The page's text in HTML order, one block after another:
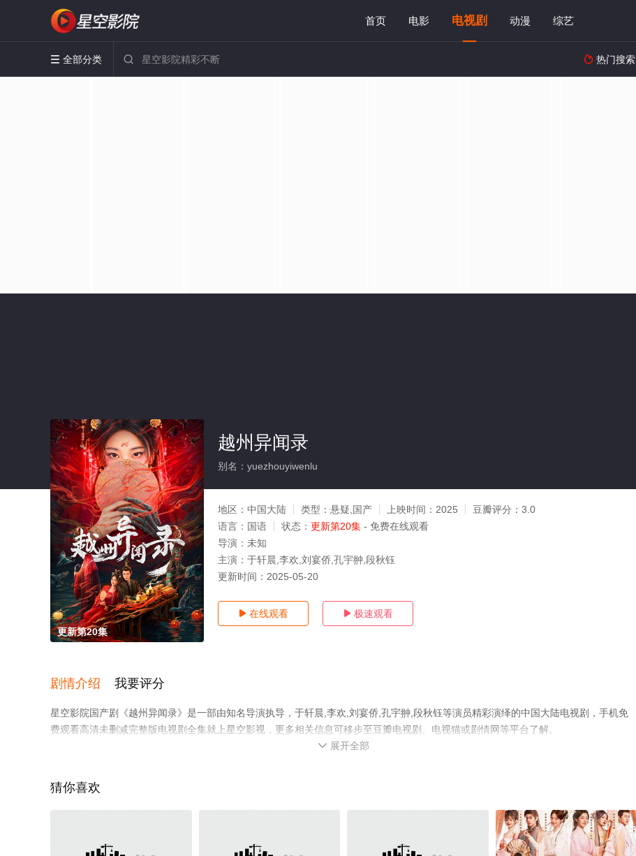
首页 电影 电视剧 动漫 综艺
 全部分类   热门搜索
更新第20集
越州异闻录
别名：yuezhouyiwenlu
地区： 中国大陆 类型： 悬疑,国产 上映时间： 2025 豆瓣评分： 3.0
语言： 国语 状态： 更新第20集 - 免费在线观看
导演： 未知
主演： 于轩晨,李欢,刘宴侨,孔宇翀,段秋钰
更新时间： 2025-05-20
 在线观看  极速观看
剧情介绍 我要评分
星空影院国产剧《越州异闻录》是一部由知名导演执导，于轩晨,李欢,刘宴侨,孔宇翀,段秋钰等演员精彩演绎的中国大陆电视剧，手机免
费观看高清未删减完整版电视剧全集就上星空影视，更多相关信息可移步至豆瓣电视剧、电视猫或剧情网等平台了解。
 展开全部
猜你喜欢